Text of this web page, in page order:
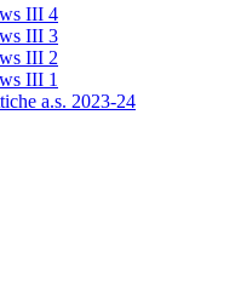
III 4
III 3
III 2
III 1
a.s. 2023-24